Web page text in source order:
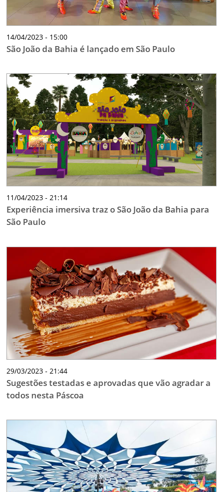
14/04/2023 - 15:00
São João da Bahia é lançado em São Paulo
11/04/2023 - 21:14
Experiência imersiva traz o São João da Bahia para
São Paulo
29/03/2023 - 21:44
Sugestões testadas e aprovadas que vão agradar a
todos nesta Páscoa